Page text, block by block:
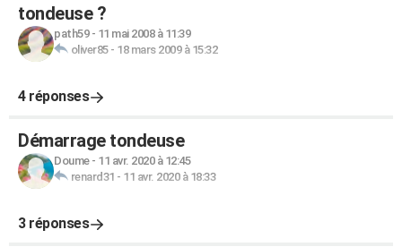
tondeuse ?
path59- 11 mai 2008 à 11:39
oliver85- 18 mars 2009 à 15:32
4 réponses
Démarrage tondeuse
Doume- 11 avr. 2020 à 12:45
renard31 - 11 avr. 2020 à 18:33
3 réponses